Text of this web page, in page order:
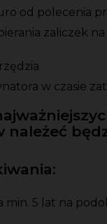
od polecenia
zaliczek
w czasie
należeć
min. 5 lat na